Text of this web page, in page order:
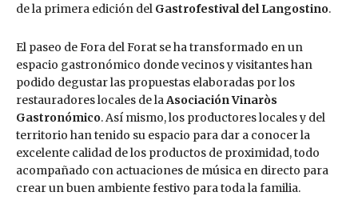
de la primera edición del Gastrofestival del Langostino.
El paseo de Fora del Forat se ha transformado en un
espacio gastronómico donde vecinos y visitantes han
podido degustar las propuestas elaboradas por los
restauradores locales de laAsociación Vinaròs
Gastronómico. Así mismo, los productores locales y del
territorio han tenido su espacio para dar a conocer la
excelente calidad de los productos de proximidad, todo
acompañado con actuaciones de música en directo para
crear un buen ambiente festivo para toda la familia.